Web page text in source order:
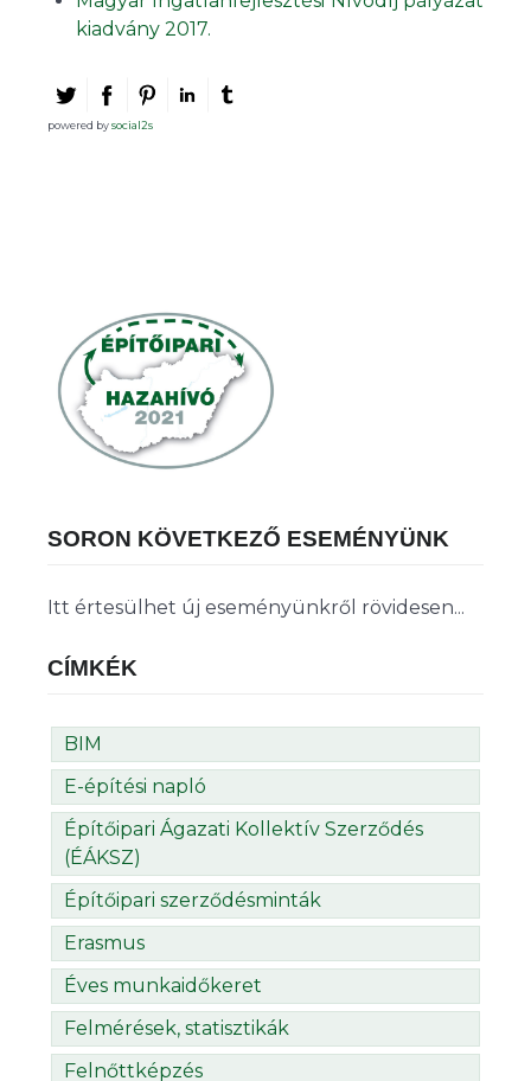
kiadvány 2017.
powered bysocial2s
SORON KÖVETKEZŐ ESEMÉNYÜNK
Itt értesülhet új eseményünkről rövidesen...
CÍMKÉK
BIM
E-építési napló
Építőipari Ágazati Kollektív Szerződés
(ÉÁKSZ)
Építőipari szerződésminták
Erasmus
Éves munkaidőkeret
Felmérések, statisztikák
Felnőttképzés